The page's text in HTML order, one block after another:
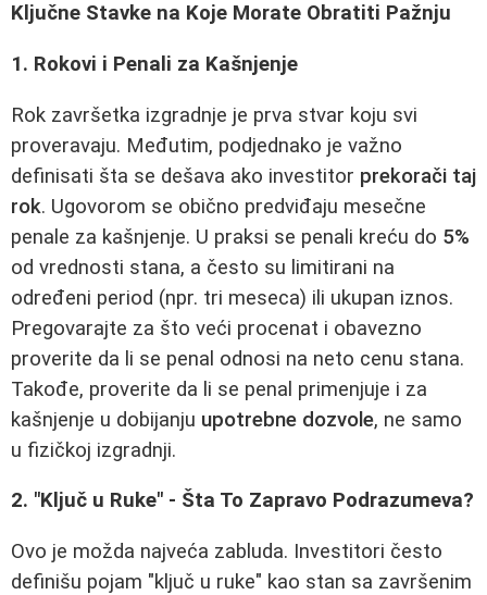
Ključne Stavke na Koje Morate Obratiti Pažnju
1. Rokovi i Penali za Kašnjenje
Rok završetka izgradnje je prva stvar koju svi
proveravaju. Međutim, podjednako je važno
definisati šta se dešava ako investitor prekorači taj
rok. Ugovorom se obično predviđaju mesečne
penale za kašnjenje. U praksi se penali kreću do 5%
od vrednosti stana, a često su limitirani na
određeni period (npr. tri meseca) ili ukupan iznos.
Pregovarajte za što veći procenat i obavezno
proverite da li se penal odnosi na neto cenu stana.
Takođe, proverite da li se penal primenjuje i za
kašnjenje u dobijanju upotrebne dozvole, ne samo
u fizičkoj izgradnji.
2. "Ključ u Ruke" - Šta To Zapravo Podrazumeva?
Ovo je možda najveća zabluda. Investitori često
definišu pojam "ključ u ruke" kao stan sa završenim